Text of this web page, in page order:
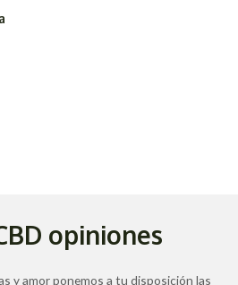
opiniones
y amor ponemos a tu disposición las